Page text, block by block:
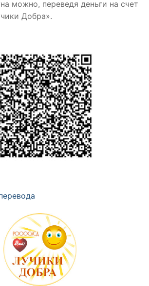
можно, переведя деньги на счет
Добра».